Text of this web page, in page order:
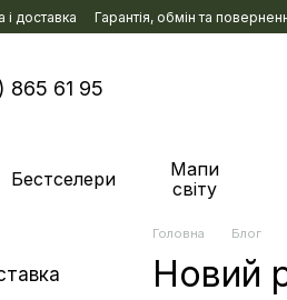
контенту
і доставка Гарантія, обмін та
865 61 95
Бестселери
Мапи
світу
Головна Блог
Новий